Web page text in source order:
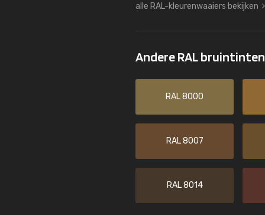
alle RAL-kleurenwaaiers bekijken
Andere RAL bruintinten
RAL 8000
RAL 8007
RAL 8014